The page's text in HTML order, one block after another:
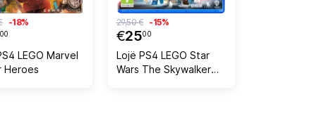
00
-18%
LEGO Marvel
Heroes
€2500
29,50 € -15%
Lojë PS4 LEGO Star
Wars The Skywalker